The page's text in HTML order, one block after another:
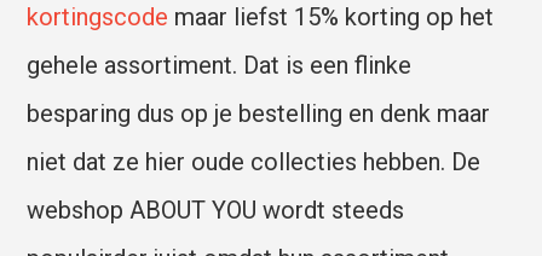
kortingscode maar liefst 15% korting op het
gehele assortiment. Dat is een flinke
besparing dus op je bestelling en denk maar
niet dat ze hier oude collecties hebben. De
webshop ABOUT YOU wordt steeds